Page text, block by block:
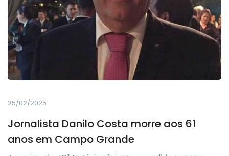
25/02/2025
Jornalista Danilo Costa morre aos 61
anos em Campo Grande